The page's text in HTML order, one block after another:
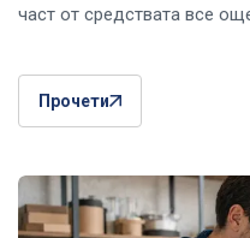
част от средствата все
Прочети